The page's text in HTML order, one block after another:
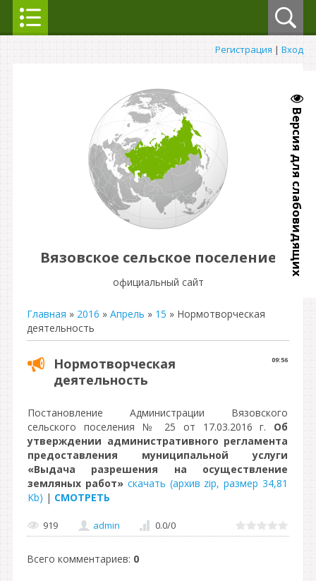
Версия для слабовидящих
Регистрация | Вход
Вязовское сельское поселение
официальный сайт
Главная » 2016 » Апрель » 15 » Нормотворческая
деятельность
09:56
Нормотворческая
деятельность
Постановление Администрации Вязовского
сельского поселения № 25 от 17.03.2016 г. Об
утверждении административного регламента
предоставления муниципальной услуги
«Выдача разрешения на осуществление
земляных работ» скачать (архив zip, размер 34,81
Kb) | СМОТРЕТЬ
919 admin 0.0/0
Всего комментариев: 0